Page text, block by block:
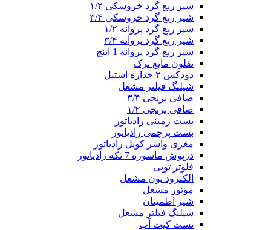
شیر ربع گرد خروسکی ۱/۲
شیر ربع گرد خروسکی ۳/۴
شیر ربع گرد پروانه ۱/۲
شیر ربع گرد پروانه ۳/۴
شیر ربع گرد پروانه 1 اینچ
تفلون مایع ترک
دودکش ۲ جداره استیل
شیلنگ فیلتر مشعل
صافی برنجی ۳/۴
صافی برنجی ۱/۲
بست زمینی رادیاتور
بست پرچمی رادیاتور
مغزی واشر کوپل رادیاتور
درپوش ماسوره 7 تکه رادیاتور
فلوتر توپی
الکترود یون مشعل
موتور مشعل
شیر اطمینان
شیلنگ فیلتر مشعل
تست کیت آب